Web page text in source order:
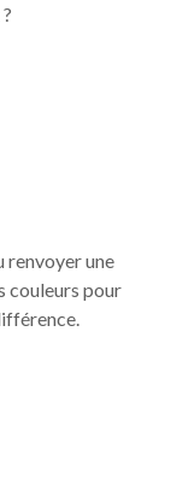
renvoyer une
couleurs pour